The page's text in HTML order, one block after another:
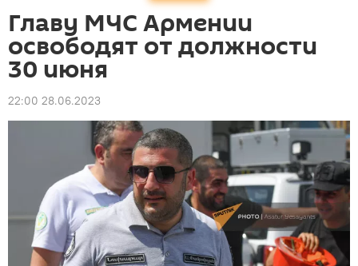
Главу МЧС Армении
освободят от должности
30 июня
22:00 28.06.2023